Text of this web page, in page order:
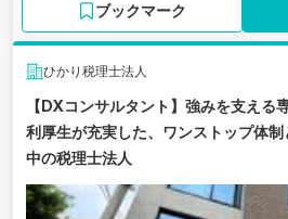
ブックマーク
ひかり税理士法人
【DXコンサルタント】強みを支える
利厚生が充実した、ワンストップ体
中の税理士法人